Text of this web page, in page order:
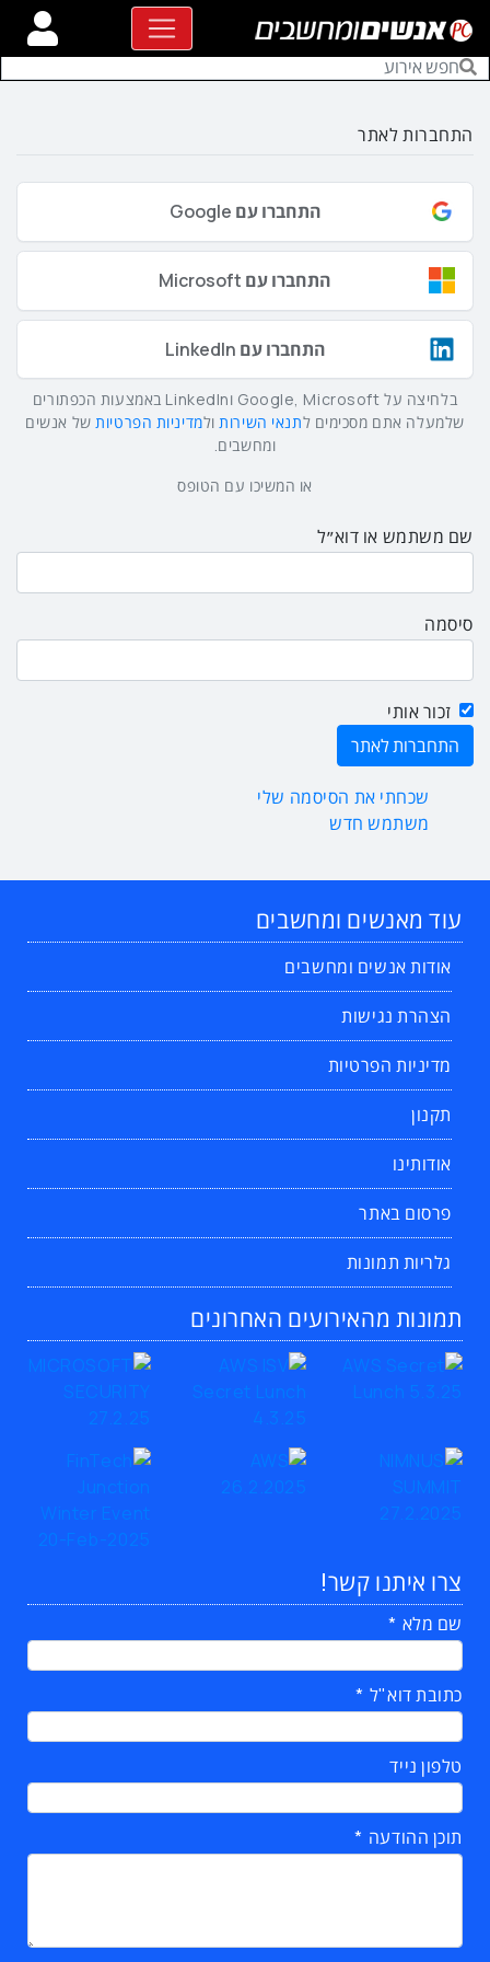
התחברות לאתר
התחברו עם Google
התחברו עם Microsoft
התחברו עם LinkedIn
בלחיצה על Google, Microsoft וLinkedIn באמצעות הכפתורים
שלמעלה אתם מסכימים לתנאי השירותולמדיניות הפרטיותשל אנשים
ומחשבים.
או המשיכו עם הטופס
שם משתמש או דוא״ל
סיסמה
זכור אותי
שכחתי את הסיסמה שלי
משתמש חדש
עוד מאנשים ומחשבים
אודות אנשים ומחשבים
הצהרת נגישות
מדיניות הפרטיות
תקנון
אודותינו
פרסום באתר
גלריות תמונות
תמונות מהאירועים האחרונים
צרו איתנו קשר!
שם מלא
כתובת דוא"ל
טלפון נייד
תוכן ההודעה